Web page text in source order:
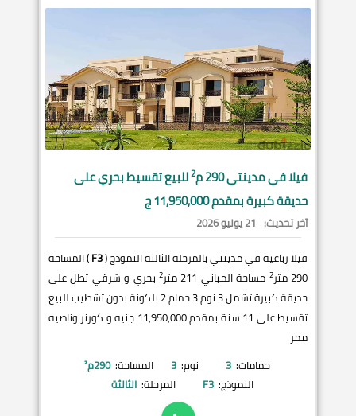
فيلا فيمدينتي290 م 2للبيع تقسيط بحري على
حديقة كبيرة بمقدم 11,950,000 ج
آخر تحديث: 21 يوليو 2026
فيلا رباعية في مدينتي بالمرحلة الثالثة النموذج (F3) المساحة
290 متر
2 مساحة المباني 211 متر 2 بحري و شرقي تطل على
حديقة كبيرة تشمل 3 نوم 3 حمام 2 بلكونة بدون تشطيب للبيع
تقسيط على 11 سنة بمقدم 11,950,000 جنيه و كورنر وناصيه
ممر
حمامات: 3 نوم: 3 المساحة: 290م²
النموذج: F3 المرحلة: الثالثة